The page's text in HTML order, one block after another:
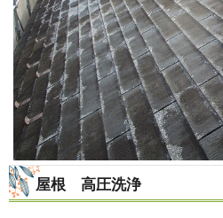
屋根 高圧洗浄